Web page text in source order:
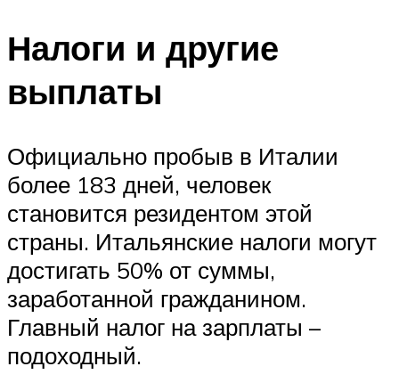
Налоги и другие
выплаты
Официально пробыв в Италии
более 183 дней, человек
становится резидентом этой
страны. Итальянские налоги могут
достигать 50% от суммы,
заработанной гражданином.
Главный налог на зарплаты –
подоходный.